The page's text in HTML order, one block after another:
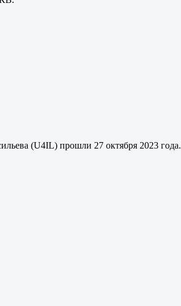
(U4IL) прошли 27 октября 2023 года.